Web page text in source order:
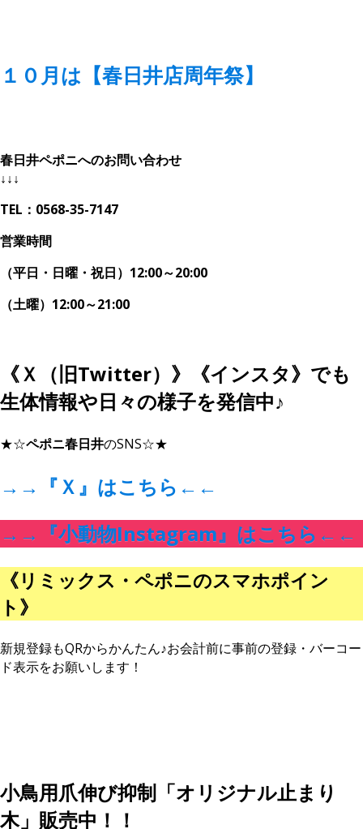
１０月は【春日井店周年祭】
春日井ペポニへのお問い合わせ
↓↓↓
TEL：0568-35-7147
営業時間
（平日・日曜・祝日）12:00～20:00
（土曜）12:00～21:00
《Ｘ（旧Twitter）》《インスタ》でも
生体情報や日々の様子を発信中♪
★☆ペポニ春日井のSNS☆★
→→ 『Ｘ』はこちら ←←
→→ 『小動物Instagram』はこちら ←←
《リミックス・ペポニのスマホポイン
ト》
新規登録もQRからかんたん♪お会計前に事前の登録・バーコー
ド表示をお願いします！
小鳥用爪伸び抑制「オリジナル止まり
木」販売中！！